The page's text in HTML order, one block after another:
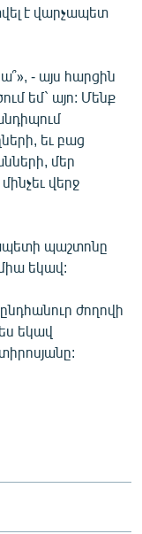
է վարչապետ
- այս հարցին
եմ` այո: Մենք
եւ բաց
մեր
վերջ
պաշտոնը
եկավ:
ժողովի
եկավ